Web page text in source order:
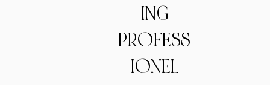
ING
PROFESS
IONEL